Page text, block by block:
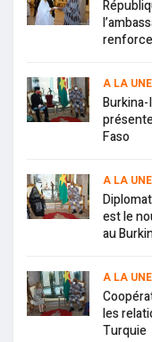
A LA UNE
Faso
A LA UNE
est le
au
A LA UNE
les
Turquie